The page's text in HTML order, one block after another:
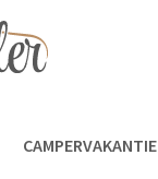
CAMPERVAKANTIE